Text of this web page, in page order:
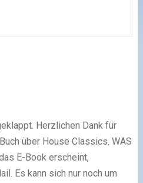
Herzlichen Dank für
über House Classics. WAS
E-Book erscheint,
Es kann sich nur noch um